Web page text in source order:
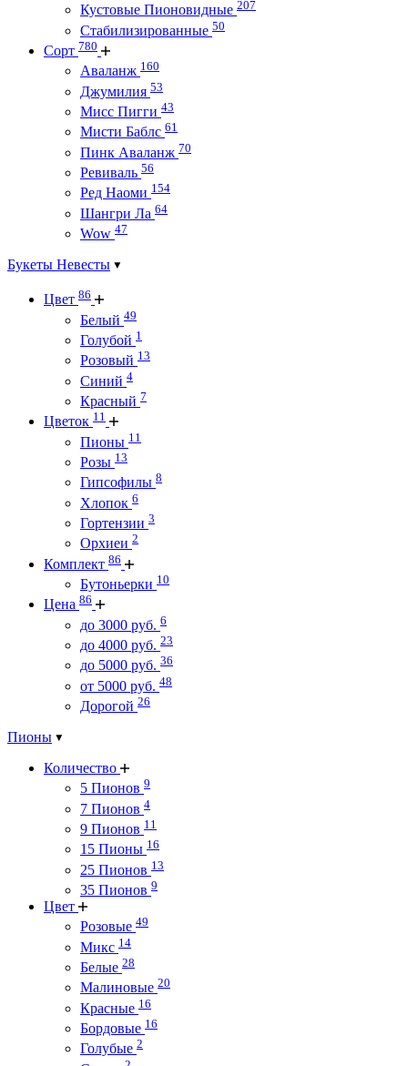
Кустовые Пионовидные 207
Стабилизированные 50
Сорт 780
Аваланж 160
Джумилия 53
Мисс Пигги 43
Мисти Баблс 61
Пинк Аваланж 70
Ревиваль 56
Ред Наоми 154
Шангри Ла 64
Wow 47
Букеты Невесты
Цвет 86
Белый 49
Голубой 1
Розовый 13
Синий 4
Красный 7
Цветок 11
Пионы 11
Розы 13
Гипсофилы 8
Хлопок 6
Гортензии 3
Орхиеи 2
Комплект 86
Бутоньерки 10
Цена 86
до 3000 руб. 6
до 4000 руб. 23
до 5000 руб. 36
от 5000 руб. 48
Дорогой 26
Пионы
Количество
5 Пионов 9
7 Пионов 4
9 Пионов 11
15 Пионы 16
25 Пионов 13
35 Пионов 9
Цвет
Розовые 49
Микс 14
Белые 28
Малиновые 20
Красные 16
Бордовые 16
Голубые 2